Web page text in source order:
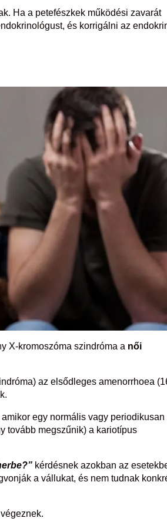
Ha a petefészkek működési zavarát
és korrigálni az
X-kromoszóma szindróma a női
az elsődleges amenorrhoea
egy normális vagy periodikusan
tovább megszűnik) a kariotípus
kérdésnek azokban az
a vállukat, és nem tudnak